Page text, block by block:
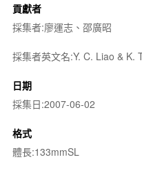
貢獻者
採集者:廖運志、邵廣昭
採集者英文名:Y. C. Liao & K.
日期
採集日:2007-06-02
格式
體長:133mmSL